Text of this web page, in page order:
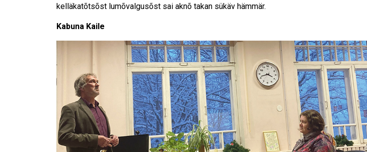
kelläkatõtsõst lumõvalgusõst sai aknõ takan sükäv hämmär.
Kabuna Kaile